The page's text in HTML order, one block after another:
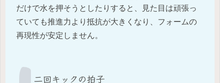
だけで水を押そうとしたりすると、見た目は頑張っ
ていても推進力より抵抗が大きくなり、フォームの
再現性が安定しません。
二回キックの拍子